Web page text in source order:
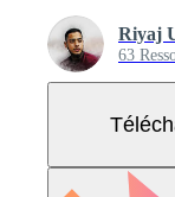
Riyaj
63